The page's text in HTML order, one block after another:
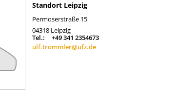
Standort Leipzig
Permoserstraße 15
04318 Leipzig
Tel.:
+49 341 2354673
ulf.trommler@ufz.de